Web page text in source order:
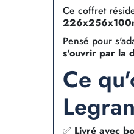
Ce coffret
Pensé pour
s'ouvrir par la
Ce
✅ Livré avec